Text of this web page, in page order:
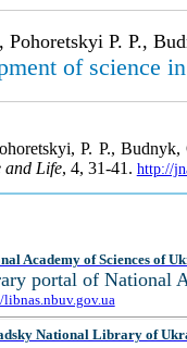
P. P.,
of science
P. P.,
and Life, 4, 31-41. http://
Academy of Sciences of
portal of National
National Library of